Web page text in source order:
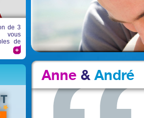
de 3
de
Anne & André